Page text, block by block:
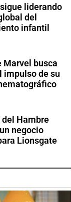
liderando
del
infantil
Marvel busca
impulso de su
Hambre
negocio
Lionsgate